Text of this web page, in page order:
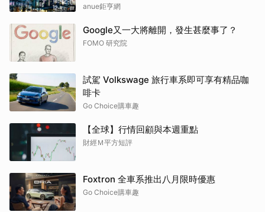
anue鉅亨網
Google又一大將離開，發生甚麼事了？
FOMO 研究院
試駕 Volkswage 旅行車系即可享有精品咖
啡卡
Go Choice購車趣
【全球】行情回顧與本週重點
財經Ｍ平方短評
Foxtron 全車系推出八月限時優惠
Go Choice購車趣